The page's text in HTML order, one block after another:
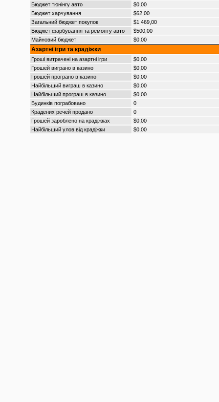
Бюджет тюнінгу авто
$0,00
Бюджет харчування
$62,00
Загальний бюджет покупок
$1 469,00
Бюджет фарбування та ремонту авто
$500,00
Майновий бюджет
$0,00
Азартні ігри та крадіжки
Гроші витрачені на азартні ігри
$0,00
Грошей виграно в казино
$0,00
Грошей програно в казино
$0,00
Найбільший виграш в казино
$0,00
Найбільший програш в казино
$0,00
Будинків пограбовано
0
Крадених речей продано
0
Грошей зароблено на крадіжках
$0,00
Найбільший улов від крадіжки
$0,00